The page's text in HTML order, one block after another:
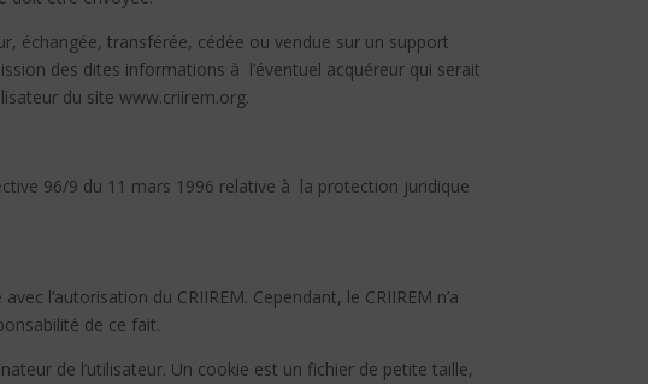
échangée, transférée, cédée ou vendue sur un support
des dites informations à l’éventuel acquéreur qui serait
du site www.criirem.org.
96/9 du 11 mars 1996 relative à la protection juridique
l’autorisation du CRIIREM. Cependant, le CRIIREM n’a
de ce fait.
de l’utilisateur. Un cookie est un fichier de petite taille,